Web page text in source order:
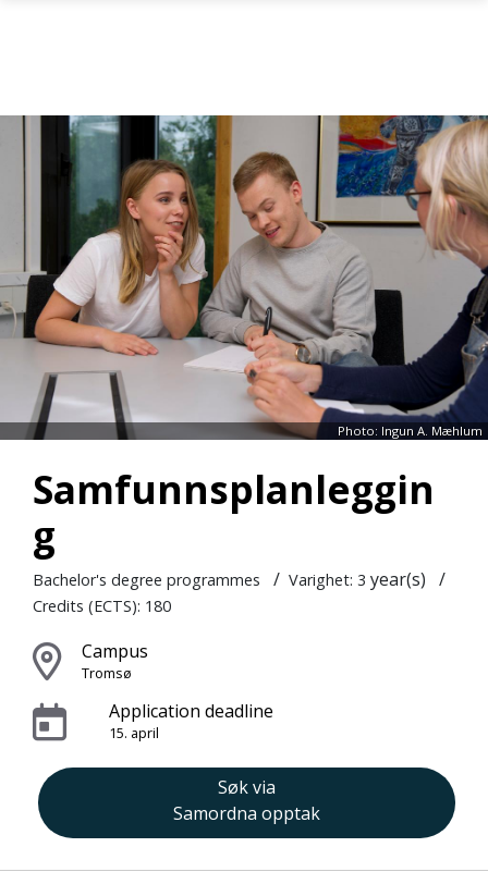
Skip to main content
Photo: Ingun A. Mæhlum
Samfunnsplanleggin
g
Bachelor's degree programmes / Varighet: 3 year(s) /
Credits (ECTS): 180
Campus
Tromsø
Application deadline
15. april
Søk via
Samordna opptak